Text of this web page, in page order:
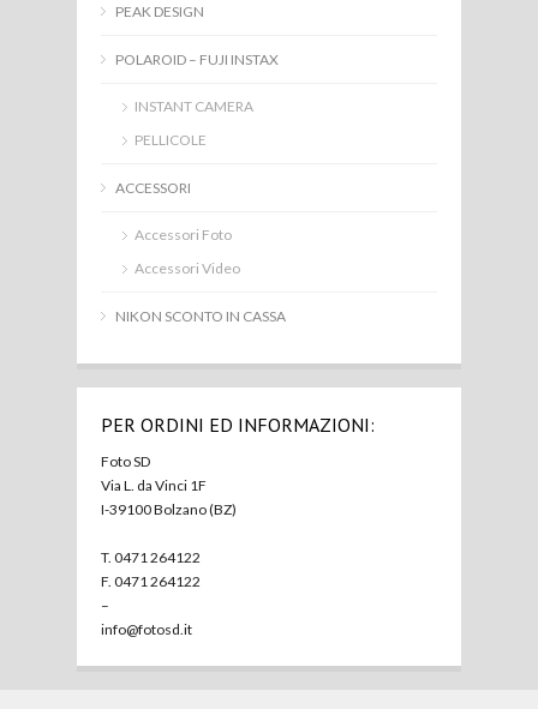
PEAK DESIGN
POLAROID – FUJI INSTAX
INSTANT CAMERA
PELLICOLE
ACCESSORI
Accessori Foto
Accessori Video
NIKON SCONTO IN CASSA
PER ORDINI ED INFORMAZIONI:
Foto SD
Via L. da Vinci 1F
I-39100 Bolzano (BZ)
T. 0471 264122
F. 0471 264122
–
info@fotosd.it